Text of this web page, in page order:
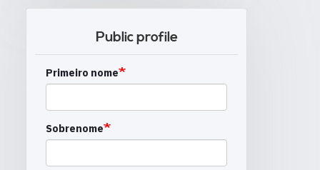
Public profile
Primeiro nome
Sobrenome